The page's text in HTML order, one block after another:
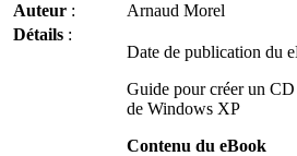
Auteur :
Arnaud Morel
Détails :
Date de publication du
Guide pour créer un
de Windows XP
Contenu du eBook